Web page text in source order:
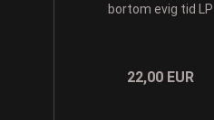
bortom evig tid LP
22,00 EUR